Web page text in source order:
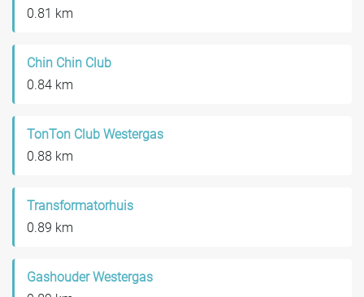
0.81 km
Chin Chin Club
0.84 km
TonTon Club Westergas
0.88 km
Transformatorhuis
0.89 km
Gashouder Westergas